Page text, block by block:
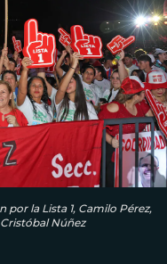
la Lista 1, Camilo Pérez,
Núñez